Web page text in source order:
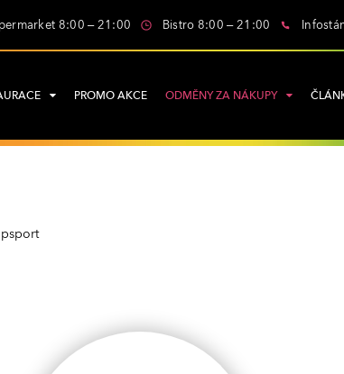
8:00 – 21:00 Bistro 8:00 – 21:00
PROMO AKCE ODMĚNY ZA NÁKUPY